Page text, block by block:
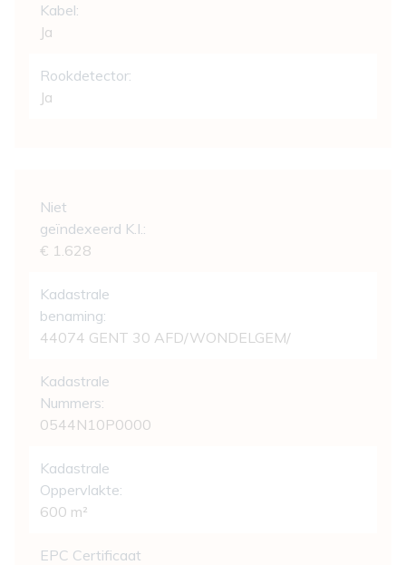
Kabel:
Ja
Rookdetector:
Ja
Niet
geïndexeerd K.I.:
€ 1.628
Kadastrale
benaming:
44074 GENT 30 AFD/WONDELGEM/
Kadastrale
Nummers:
0544N10P0000
Kadastrale
Oppervlakte:
600 m²
EPC Certificaat